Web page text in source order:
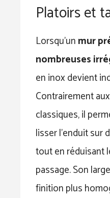
Platoirs et
Lorsqu’unmur
nombreuses
en inox devient
Contrairement
classiques, il
lisser l’enduit sur
tout en réduisant
passage. Son
finition plus